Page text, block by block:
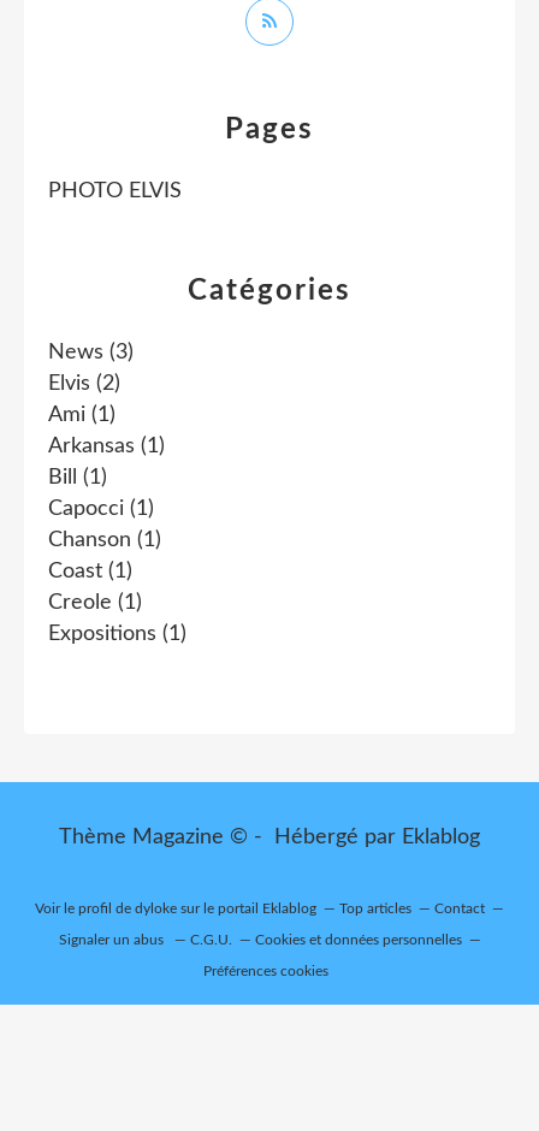
Catégories
News (3)
Elvis (2)
Ami (1)
Arkansas (1)
Bill
(1)
Capocci (1)
Chanson (1)
Coast (1)
Creole (1)
Expositions (1)
Pages
PHOTO ELVIS
Thème Magazine © - Hébergé par Eklablog
Voir le profil de dyloke sur le portail Eklablog Top articles Contact
Signaler un abus C.G.U. Cookies et données personnelles
Préférences cookies